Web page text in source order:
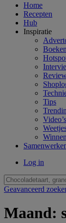
Home
Recepten
Hub
Inspiratie
Boeken
Tips
Video’s
Winnen
Log in
Geavanceerd
Maand: